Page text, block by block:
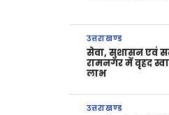
उत्तराखण्ड
सेवा, सुशासन एवं
रामनगर में वृहद
लाभ
उत्तराखण्ड